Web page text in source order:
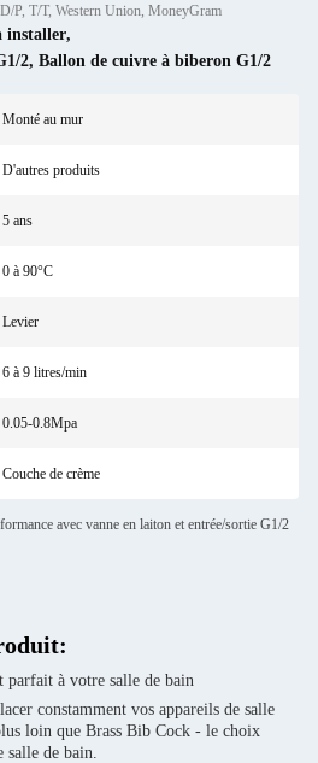
P, T/T, Western Union, MoneyGram
installer,
2, Ballon de cuivre à biberon G1/2
Monté au mur
D'autres produits
5 ans
0 à 90°C
Levier
6 à 9 litres/min
0.05-0.8Mpa
Couche de crème
avec vanne en laiton et entrée/sortie G1/2
à votre salle de bain
constamment vos appareils de salle
loin que Brass Bib Cock - le choix
salle de bain.